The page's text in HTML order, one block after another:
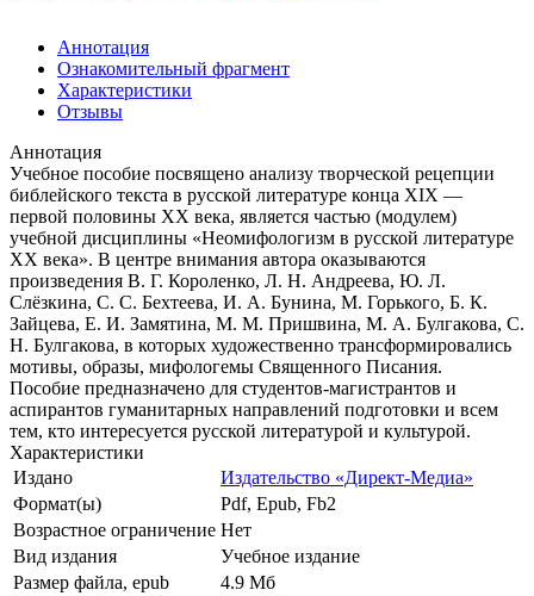
Аннотация
Ознакомительный фрагмент
Характеристики
Отзывы
Аннотация
Учебное пособие посвящено анализу творческой рецепции
библейского текста в русской литературе конца ХIХ —
первой половины ХХ века, является частью (модулем)
учебной дисциплины «Неомифологизм в русской литературе
ХХ века». В центре внимания автора оказываются
произведения В. Г. Короленко, Л. Н. Андреева, Ю. Л.
Слёзкина, С. С. Бехтеева, И. А. Бунина, М. Горького, Б. К.
Зайцева, Е. И. Замятина, М. М. Пришвина, М. А. Булгакова, С.
Н. Булгакова, в которых художественно трансформировались
мотивы, образы, мифологемы Священного Писания.
Пособие предназначено для студентов-магистрантов и
аспирантов гуманитарных направлений подготовки и всем
тем, кто интересуется русской литературой и культурой.
Характеристики
Издано
Издательство «Директ-Медиа»
Формат(ы)
Pdf, Epub, Fb2
Возрастное ограничение Нет
Вид издания
Учебное издание
Размер файла, epub
4.9 Mб